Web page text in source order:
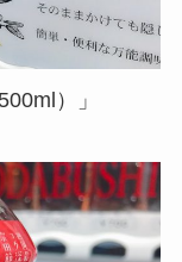
）」